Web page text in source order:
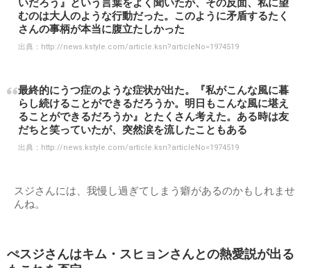
むのは大人のような行動だった。このように矛盾するたく
さんの事柄が本当に腹立たしかった
出典： http://news.kstyle.com/article.ksn?articleNo=1974519
最終的にうつ症のような症状が出た。『私がこんな風に暮
らし続けることができるだろうか。明日もこんな風に堪え
ることができるだろうか』とたくさん考えた。ある時は友
だちと笑っていたが、突然涙を流したこともある
出典： http://news.kstyle.com/article.ksn?articleNo=1974519
スジさんには、我慢し過ぎてしまう癖があるのかもしれませ
んね。
ぺスジさんはキム・スヒョンさんとの熱愛説が出る